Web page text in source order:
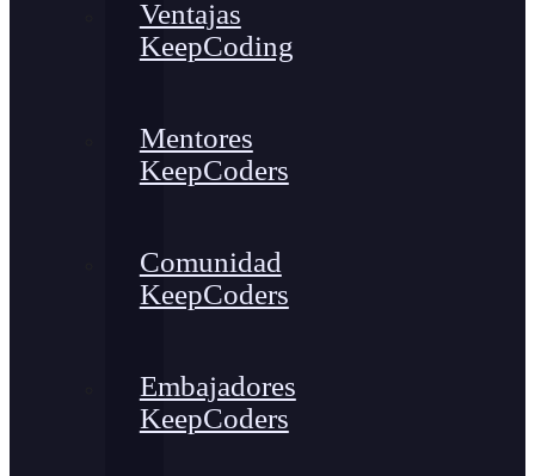
Ventajas
KeepCoding
Mentores
KeepCoders
Comunidad
KeepCoders
Embajadores
KeepCoders